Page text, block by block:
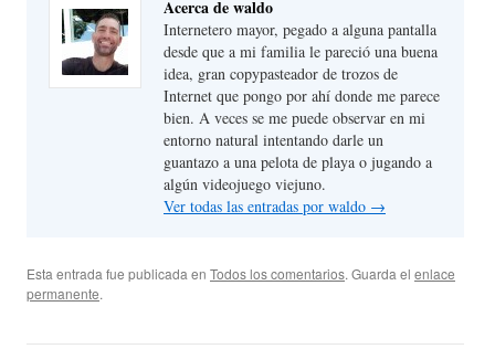
Acerca de waldo
Internetero mayor, pegado a alguna pantalla
desde que a mi familia le pareció una buena
idea, gran copypasteador de trozos de
Internet que pongo por ahí donde me parece
bien. A veces se me puede observar en mi
entorno natural intentando darle un
guantazo a una pelota de playa o jugando a
algún videojuego viejuno.
Ver todas las entradas por waldo →
Esta entrada fue publicada en Todos los comentarios. Guarda el enlace
permanente.